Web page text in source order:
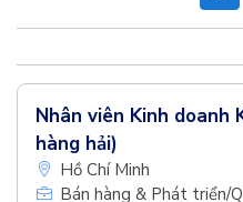
Nhân viên Kinh doanh
hàng hải)
Hồ Chí Minh
Bán hàng & Phát triển/